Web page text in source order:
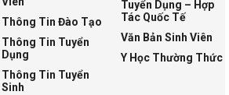
Thông Tin Đào Tạo
Thông Tin Tuyển
Dụng
Thông Tin Tuyển
Sinh
Tuyển Dụng – Hợp
Tác Quốc Tế
Văn Bản Sinh Viên
Y Học Thường Thức